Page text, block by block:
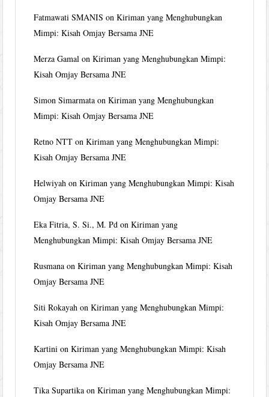
Fatmawati SMANIS onKiriman yang Menghubungkan
Mimpi: Kisah Omjay Bersama JNE
Merza Gamal onKiriman yang Menghubungkan Mimpi:
Kisah Omjay Bersama JNE
Simon Simarmata onKiriman yang Menghubungkan
Mimpi: Kisah Omjay Bersama JNE
Retno NTT onKiriman yang Menghubungkan Mimpi:
Kisah Omjay Bersama JNE
Helwiyah onKiriman yang Menghubungkan Mimpi: Kisah
Omjay Bersama JNE
Eka Fitria, S. Si., M. Pd onKiriman yang
Menghubungkan Mimpi: Kisah Omjay Bersama JNE
Rusmana onKiriman yang Menghubungkan Mimpi: Kisah
Omjay Bersama JNE
Siti Rokayah onKiriman yang Menghubungkan Mimpi:
Kisah Omjay Bersama JNE
Kartini onKiriman yang Menghubungkan Mimpi: Kisah
Omjay Bersama JNE
Tika Supartika onKiriman yang Menghubungkan Mimpi: